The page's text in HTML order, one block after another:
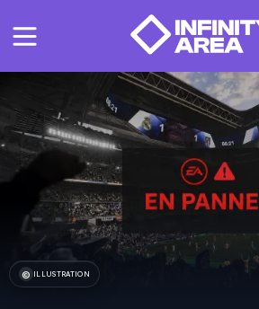
ILLUSTRATION